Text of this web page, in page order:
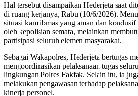
Hal tersebut disampaikan Hederjeta saat
di ruang kerjanya, Rabu (10/6/2026).
situasi kamtibmas yang aman dan
oleh kepolisian semata, melainkan
partisipasi seluruh elemen masyarakat.
Sebagai Wakapolres, Hederjeta bertugas
mengoordinasikan pelaksanaan tugas
lingkungan Polres Fakfak. Selain itu, ia
melakukan pengawasan terhadap
kinerja personel.